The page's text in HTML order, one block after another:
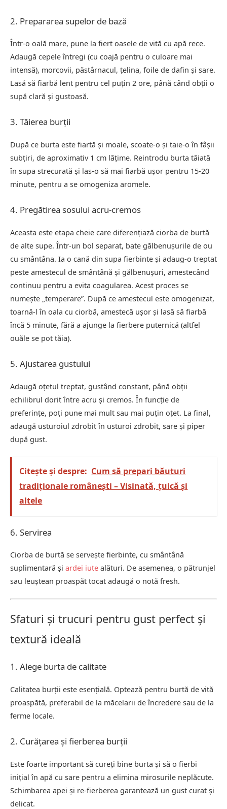
2. Prepararea supelor de bază
Într-o oală mare, pune la fiert oasele de vită cu apă rece.
Adaugă cepele întregi (cu coajă pentru o culoare mai
intensă), morcovii, păstârnacul, țelina, foile de dafin și sare.
Lasă să fiarbă lent pentru cel puțin 2 ore, până când obții o
supă clară și gustoasă.
3. Tăierea burții
După ce burta este fiartă și moale, scoate-o și taie-o în fâșii
subțiri, de aproximativ 1 cm lățime. Reintrodu burta tăiată
în supa strecurată și las-o să mai fiarbă ușor pentru 15-20
minute, pentru a se omogeniza aromele.
4. Pregătirea sosului acru-cremos
Aceasta este etapa cheie care diferențiază ciorba de burtă
de alte supe. Într-un bol separat, bate gălbenușurile de ou
cu smântâna. Ia o cană din supa fierbinte și adaug-o treptat
peste amestecul de smântână și gălbenușuri, amestecând
continuu pentru a evita coagularea. Acest proces se
numește „temperare”. După ce amestecul este omogenizat,
toarnă-l în oala cu ciorbă, amestecă ușor și lasă să fiarbă
încă 5 minute, fără a ajunge la fierbere puternică (altfel
ouăle se pot tăia).
5. Ajustarea gustului
Adaugă oțetul treptat, gustând constant, până obții
echilibrul dorit între acru și cremos. În funcție de
preferințe, poți pune mai mult sau mai puțin oțet. La final,
adaugă usturoiul zdrobit în usturoi zdrobit, sare și piper
după gust.
Citește și despre: Cum să prepari băuturi
tradiționale românești – Visinată, țuică și
altele
6. Servirea
Ciorba de burtă se servește fierbinte, cu smântână
suplimentară și ardei iute alături. De asemenea, o pătrunjel
sau leuștean proaspăt tocat adaugă o notă fresh.
Sfaturi și trucuri pentru gust perfect și
textură ideală
1. Alege burta de calitate
Calitatea burții este esențială. Optează pentru burtă de vită
proaspătă, preferabil de la măcelarii de încredere sau de la
ferme locale.
2. Curățarea și fierberea burții
Este foarte important să cureți bine burta și să o fierbi
inițial în apă cu sare pentru a elimina mirosurile neplăcute.
Schimbarea apei și re-fierberea garantează un gust curat și
delicat.